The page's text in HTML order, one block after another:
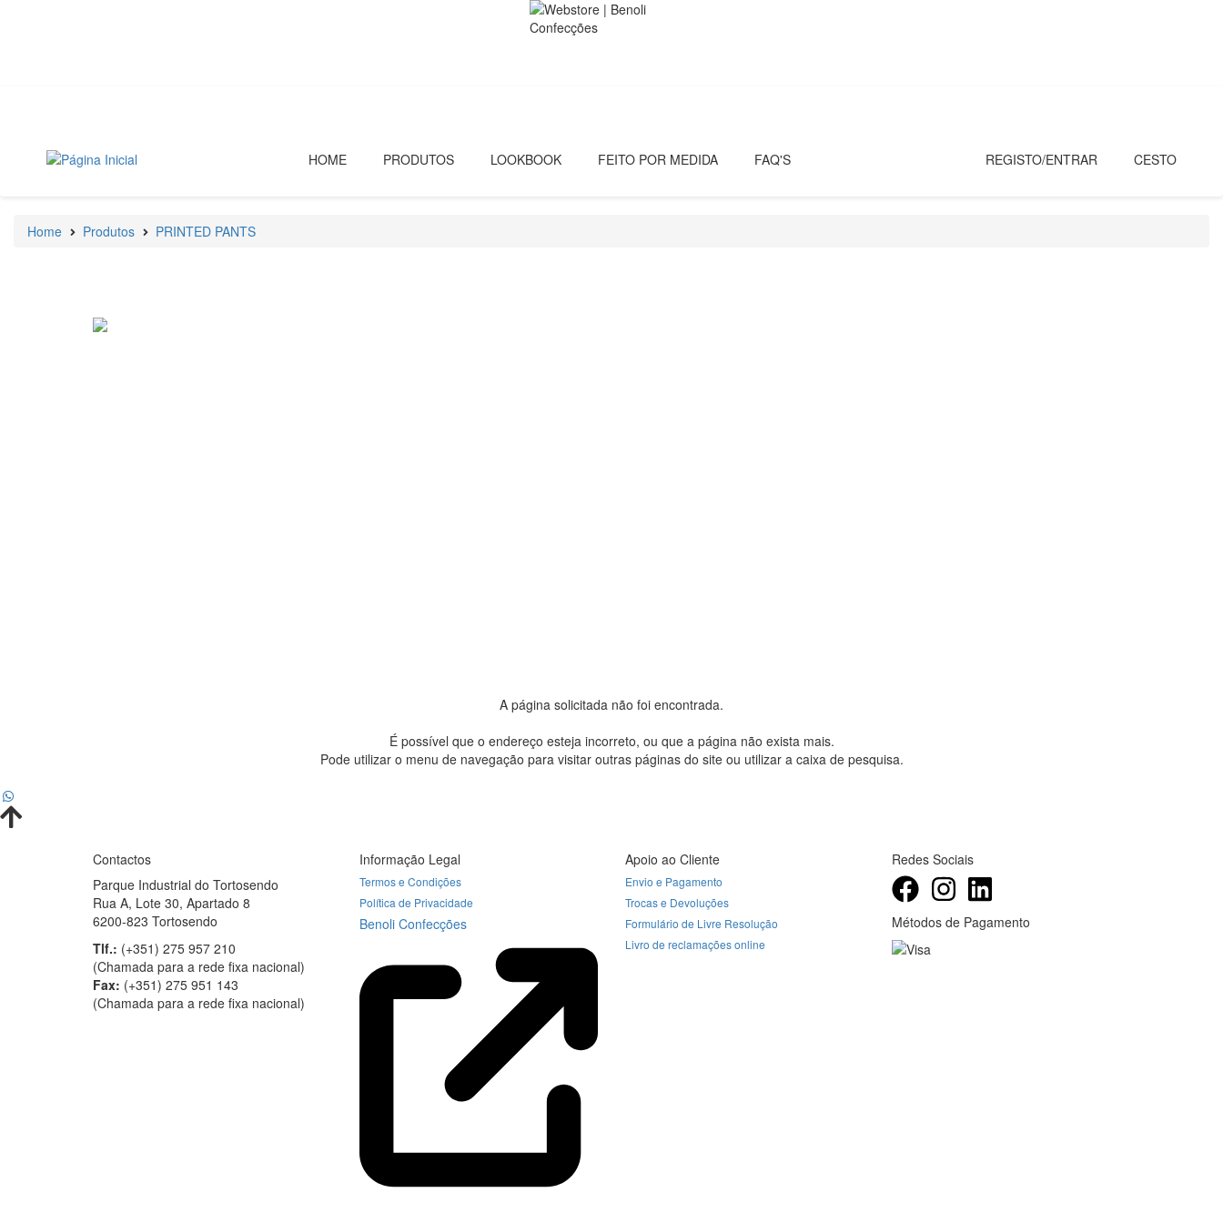
HOME PRODUTOS LOOKBOOK FEITO POR MEDIDA FAQ'S REGISTO/ENTRAR CESTO
Home Produtos PRINTED PANTS
A página solicitada não foi encontrada.
É possível que o endereço esteja incorreto, ou que a página não exista mais.
Pode utilizar o menu de navegação para visitar outras páginas do site ou utilizar a caixa de pesquisa.
Contactos
Parque Industrial do Tortosendo
Rua A, Lote 30, Apartado 8
6200-823 Tortosendo
Tlf.: (+351)⁠ ⁠275 957 210
(Chamada para a rede fixa nacional)
Fax: (+351)⁠ ⁠275 951 143
(Chamada para a rede fixa nacional)
Informação Legal
Termos e Condições
Política de Privacidade
Benoli Confecções
Apoio ao Cliente
Envio e Pagamento
Trocas e Devoluções
Formulário de Livre Resolução
Livro de reclamações online
Redes Sociais
Métodos de Pagamento